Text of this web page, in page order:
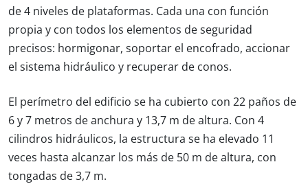
de 4 niveles de plataformas. Cada una con función
propia y con todos los elementos de seguridad
precisos: hormigonar, soportar el encofrado, accionar
el sistema hidráulico y recuperar de conos.
El perímetro del edificio se ha cubierto con 22 paños de
6 y 7 metros de anchura y 13,7 m de altura. Con 4
cilindros hidráulicos, la estructura se ha elevado 11
veces hasta alcanzar los más de 50 m de altura, con
tongadas de 3,7 m.